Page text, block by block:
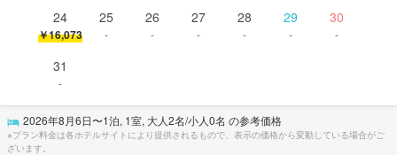
24
￥16,073
25
-
26
-
27
-
28
-
29
-
30
-
31
-
2026年8月6日〜1泊, 1室, 大人2名/小人0名 の参考価格
※プラン料金は各ホテルサイトにより提供されるもので、表示の価格から変動している場合がご
ざいます。